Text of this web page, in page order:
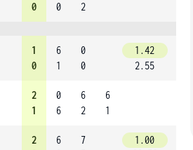
0
0
2
1
0
6
1
0
0
1.42
2.55
2
1
0
6
6
2
6
1
2
6
7
1.00